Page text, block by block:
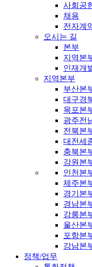
사회공
채용
전자계
오시는 길
본부
지역본
인재개
지역본부
부산본
대구경
목포본
광주전
전북본
대전세
충북본
강원본
인천본
제주본
경기본
경남본
강릉본
울산본
포항본
강남본
정책/업무